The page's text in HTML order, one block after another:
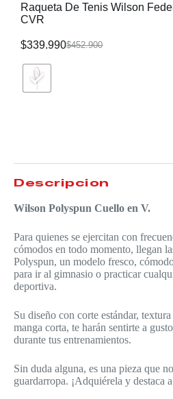
Raqueta De Tenis Wilson
CVR
$452.900
$339.990
Descripción
Wilson Polyspun Cuello en V.
Para quienes se ejercitan con
cómodos en todo momento, llegan
Polyspun, un modelo fresco,
para ir al gimnasio o practicar
deportiva.
Su diseño con corte estándar,
manga corta, te harán sentirte a
durante tus entrenamientos.
Sin duda alguna, es una pieza que
guardarropa. ¡Adquiérela y destaca